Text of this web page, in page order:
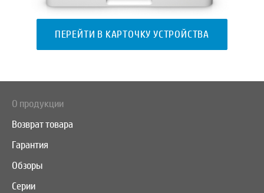
ПЕРЕЙТИ В КАРТОЧКУ УСТРОЙСТВА
О продукции
Возврат товара
Гарантия
Обзоры
Серии